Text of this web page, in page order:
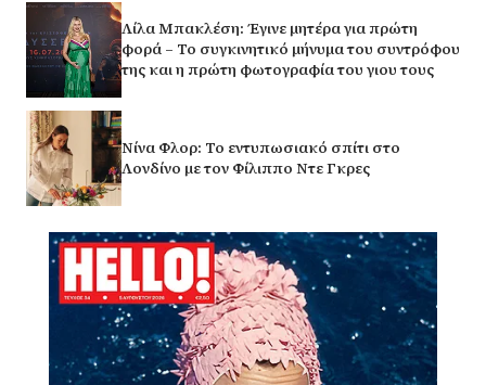
Λίλα Μπακλέση: Έγινε μητέρα για πρώτη
φορά – Το συγκινητικό μήνυμα του συντρόφου
της και η πρώτη φωτογραφία του γιου τους
Νίνα Φλορ: Το εντυπωσιακό σπίτι στο
Λονδίνο με τον Φίλιππο Ντε Γκρες